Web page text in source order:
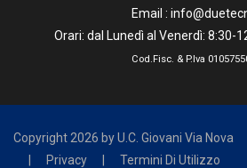
Email :
Orari: dal Lunedì al Venerdì: 8:30-
Cod.Fisc. & P.Iva
Copyright 2026 by U.C. Giovani Via Nova
Privacy Termini Di Utilizzo